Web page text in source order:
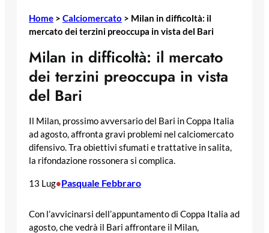
Home > Calciomercato > Milan in difficoltà: il
mercato dei terzini preoccupa in vista del Bari
Milan in difficoltà: il mercato
dei terzini preoccupa in vista
del Bari
Il Milan, prossimo avversario del Bari in Coppa Italia
ad agosto, affronta gravi problemi nel calciomercato
difensivo. Tra obiettivi sfumati e trattative in salita,
la rifondazione rossonera si complica.
13 Lug•Pasquale Febbraro
Con l’avvicinarsi dell’appuntamento di Coppa Italia ad
agosto, che vedrà il Bari affrontare il Milan,